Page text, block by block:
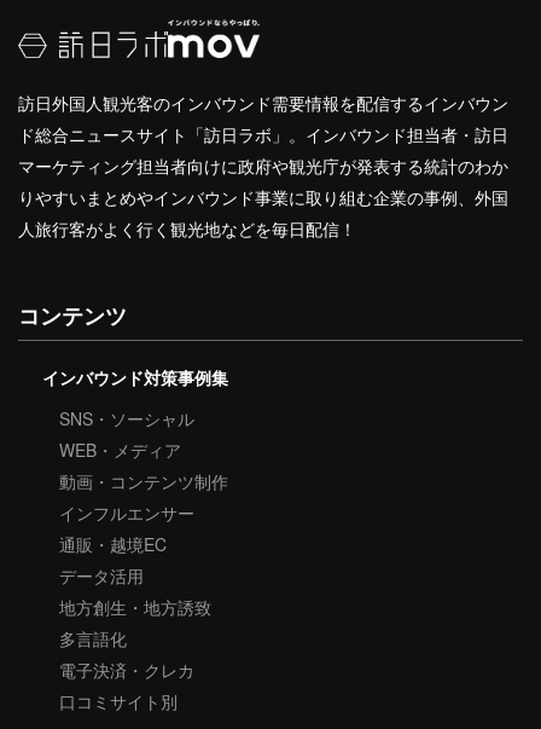
訪日外国人観光客のインバウンド需要情報を配信するインバウン
ド総合ニュースサイト「訪日ラボ」。インバウンド担当者・訪日
マーケティング担当者向けに政府や観光庁が発表する統計のわか
りやすいまとめやインバウンド事業に取り組む企業の事例、外国
人旅行客がよく行く観光地などを毎日配信！
コンテンツ
インバウンド対策事例集
SNS・ソーシャル
WEB・メディア
動画・コンテンツ制作
インフルエンサー
通販・越境EC
データ活用
地方創生・地方誘致
多言語化
電子決済・クレカ
口コミサイト別